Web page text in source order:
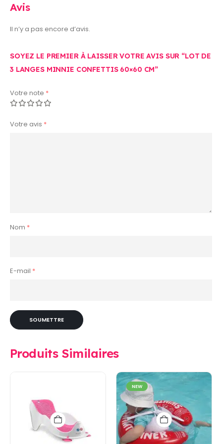
Avis
Il n’y a pas encore d’avis.
SOYEZ LE PREMIER À LAISSER VOTRE AVIS SUR “LOT DE
3 LANGES MINNIE CONFETTIS 60×60 CM”
Votre note *
Votre avis *
Nom *
E-mail *
Produits Similaires
NEW